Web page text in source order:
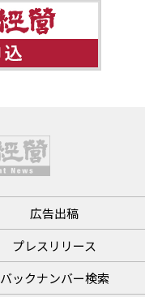
広告出稿
プレスリリース
バックナンバー検索